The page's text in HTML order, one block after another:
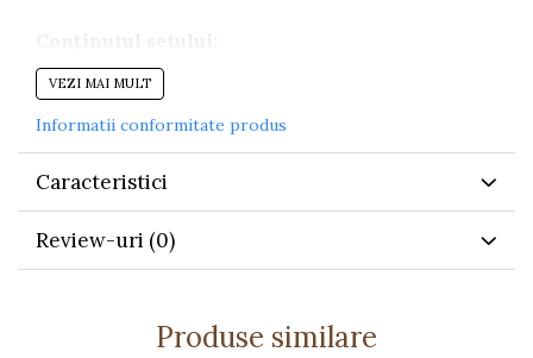
Conținutul setului:
1 bicicletă 20" cu pedale
1 coș frontal pentru rucsac sau jucării
Caracteristici tehnice:
Cod Produs: TM8422084201111
Brand: Toimsa
Diametru roți: 20 inch
VEZI MAI MULT
Informatii conformitate produs
Caracteristici
Review-uri (0)
Produse similare